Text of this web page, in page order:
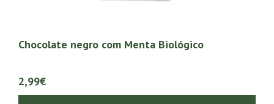
Chocolate negro com Menta Biológico
2,99€